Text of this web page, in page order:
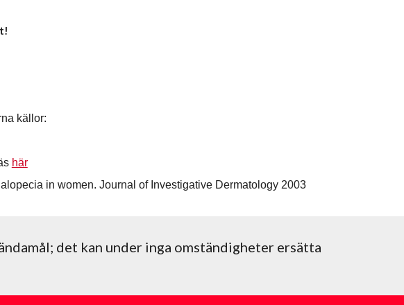
källor:
här
in women. Journal of Investigative Dermatology 2003
det kan under inga omständigheter ersätta